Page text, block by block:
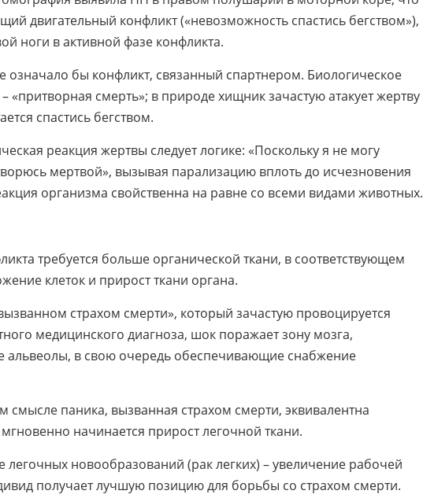
двигательный конфликт («невозможность спастись бегством»),
ноги в активной фазе конфликта.
означало бы конфликт, связанный спартнером. Биологическое
«притворная смерть»; в природе хищник зачастую атакует жертву
спастись бегством.
реакция жертвы следует логике: «Поскольку я не могу
мертвой», вызывая парализацию вплоть до исчезновения
организма свойственна на равне со всеми видами животных.
требуется больше органической ткани, в соответствующем
клеток и прирост ткани органа.
страхом смерти», который зачастую провоцируется
медицинского диагноза, шок поражает зону мозга,
альвеолы, в свою очередь обеспечивающие снабжение
смысле паника, вызванная страхом смерти, эквивалентна
начинается прирост легочной ткани.
легочных новообразований (рак легких) – увеличение рабочей
получает лучшую позицию для борьбы со страхом смерти.